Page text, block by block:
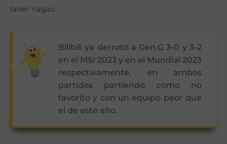
laner Yagao.
Bilibili ya derrotó a Gen.G 3-0 y 3-2
en el MSI 2023 y en el Mundial 2023
respectivamente, en ambos
partidos partiendo como no
favorito y con un equipo peor que
el de este año.